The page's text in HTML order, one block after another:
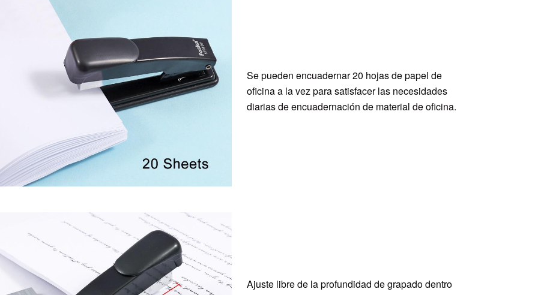
Se pueden encuadernar 20 hojas de papel de
oficina a la vez para satisfacer las necesidades
diarias de encuadernación de material de oficina.
Ajuste libre de la profundidad de grapado dentro